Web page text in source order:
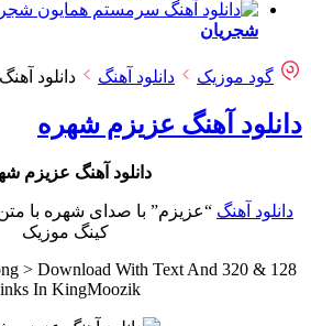
شجریان
گود موزیک دانلود آهنگ دانلود
دانلود آهنگ عزیزم شهره
دانلود آهنگ عزیزم
دانلود آهنگ
کینگ موزیک
> Download With Text And 320 & 128
In KingMoozik